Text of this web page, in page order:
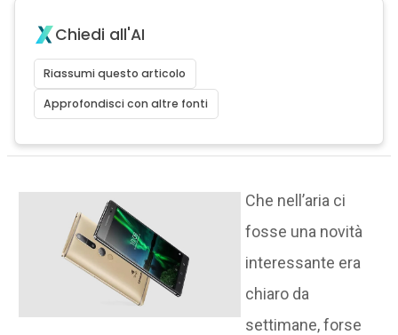
Chiedi all'AI
Riassumi questo articolo
Approfondisci con altre fonti
Che nell’aria ci
fosse una novità
interessante era
chiaro da
settimane, forse